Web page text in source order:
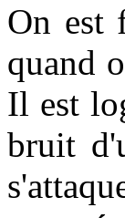
On est
quand
Il est
bruit